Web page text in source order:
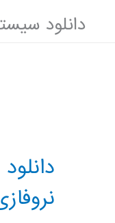
دانلود